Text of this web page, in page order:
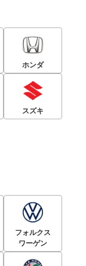
ホンダ
スズキ
フォルクス
ワーゲン